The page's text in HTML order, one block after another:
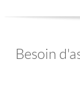
Besoin